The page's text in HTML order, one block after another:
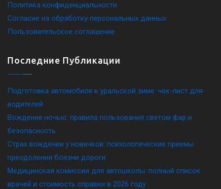
Политика конфиденциальности
Согласие на обработку персональных данных
Пользовательское соглашение
Последние Публикации
Подготовка автомобиля к уральской зиме: чек-лист для
водителей
Вождение ночью: правила пользования светом фар и
безопасность
Страх вождения у новичков: психологические приемы
преодоления боязни дороги
Медицинская комиссия для автошколы: полный список
врачей и стоимость справки в 2026 году